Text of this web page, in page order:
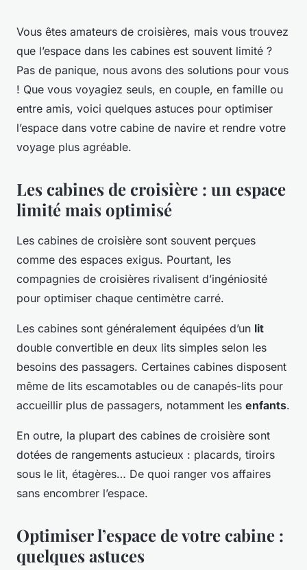
Vous êtes amateurs de croisières, mais vous trouvez
que l’espace dans les cabines est souvent limité ?
Pas de panique, nous avons des solutions pour vous
! Que vous voyagiez seuls, en couple, en famille ou
entre amis, voici quelques astuces pour optimiser
l’espace dans votre cabine de navire et rendre votre
voyage plus agréable.
Les cabines de croisière : un espace
limité mais optimisé
Les cabines de croisière sont souvent perçues
comme des espaces exigus. Pourtant, les
compagnies de croisières rivalisent d’ingéniosité
pour optimiser chaque centimètre carré.
Les cabines sont généralement équipées d’un lit
double convertible en deux lits simples selon les
besoins des passagers. Certaines cabines disposent
même de lits escamotables ou de canapés-lits pour
accueillir plus de passagers, notamment les enfants.
En outre, la plupart des cabines de croisière sont
dotées de rangements astucieux : placards, tiroirs
sous le lit, étagères… De quoi ranger vos affaires
sans encombrer l’espace.
Optimiser l’espace de votre cabine :
quelques astuces